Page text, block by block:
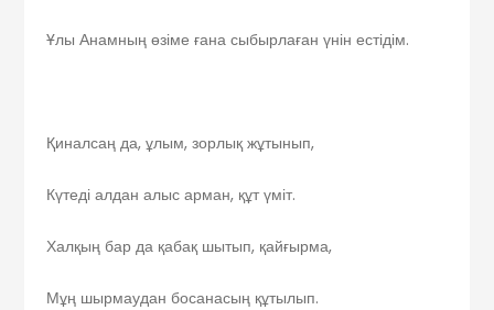
Ұлы Анамның өзіме ғана сыбырлаған үнін естідім.
Қиналсаң да, ұлым, зорлық жұтынып,
Күтеді алдан алыс арман, құт үміт.
Халқың бар да қабақ шытып, қайғырма,
Мұң шырмаудан босанасың құтылып.